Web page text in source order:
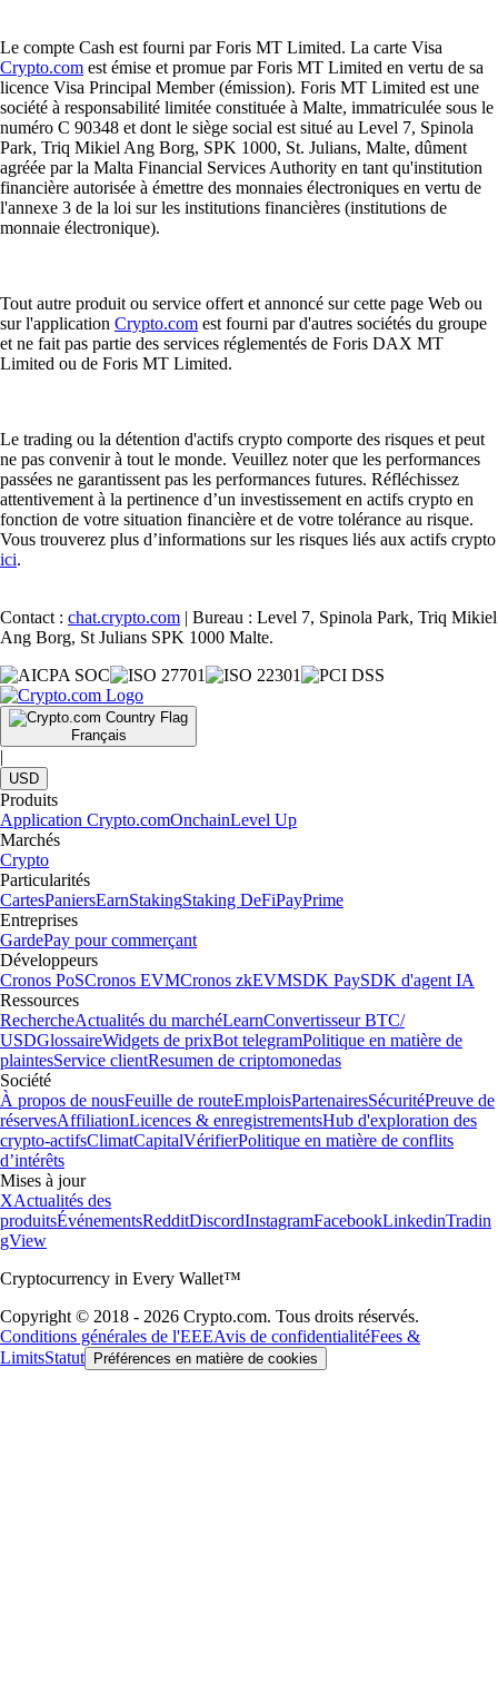
Le compte Cash est fourni par Foris MT Limited. La carte Visa
Crypto.com est émise et promue par Foris MT Limited en vertu de sa
licence Visa Principal Member (émission). Foris MT Limited est une
société à responsabilité limitée constituée à Malte, immatriculée sous le
numéro C 90348 et dont le siège social est situé au Level 7, Spinola
Park, Triq Mikiel Ang Borg, SPK 1000, St. Julians, Malte, dûment
agréée par la Malta Financial Services Authority en tant qu'institution
financière autorisée à émettre des monnaies électroniques en vertu de
l'annexe 3 de la loi sur les institutions financières (institutions de
monnaie électronique).
Tout autre produit ou service offert et annoncé sur cette page Web ou
sur l'application Crypto.com est fourni par d'autres sociétés du groupe
et ne fait pas partie des services réglementés de Foris DAX MT
Limited ou de Foris MT Limited.
Le trading ou la détention d'actifs crypto comporte des risques et peut
ne pas convenir à tout le monde. Veuillez noter que les performances
passées ne garantissent pas les performances futures. Réfléchissez
attentivement à la pertinence d’un investissement en actifs crypto en
fonction de votre situation financière et de votre tolérance au risque.
Vous trouverez plus d’informations sur les risques liés aux actifs crypto
ici.
Contact : chat.crypto.com | Bureau : Level 7, Spinola Park, Triq Mikiel
Ang Borg, St Julians SPK 1000 Malte.
Français
|
USD
Produits
Application Crypto.comOnchainLevel Up
Marchés
Crypto
Particularités
CartesPaniersEarnStakingStaking DeFiPayPrime
Entreprises
GardePay pour commerçant
Développeurs
Cronos PoSCronos EVMCronos zkEVMSDK PaySDK d'agent IA
Ressources
RechercheActualités du marchéLearnConvertisseur BTC/
USDGlossaireWidgets de prixBot telegramPolitique en matière de
plaintesService clientResumen de criptomonedas
Société
À propos de nousFeuille de routeEmploisPartenairesSécuritéPreuve de
réservesAffiliationLicences & enregistrementsHub d'exploration des
crypto-actifsClimatCapitalVérifierPolitique en matière de conflits
d’intérêts
Mises à jour
XActualités des
produitsÉvénementsRedditDiscordInstagramFacebookLinkedinTradin
gView
Cryptocurrency in Every Wallet™
Copyright © 2018 - 2026 Crypto.com. Tous droits réservés.
Conditions générales de l'EEEAvis de confidentialitéFees &
LimitsStatut Préférences en matière de cookies